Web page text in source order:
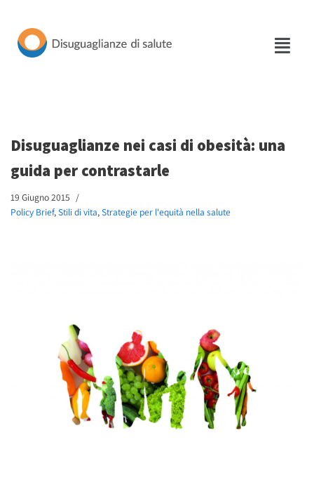
Vai
Disuguaglianze nei casi di obesità: una
guida per contrastarle
19 Giugno 2015
Policy Brief,Stili di vita,Strategie per l'equità nella salute